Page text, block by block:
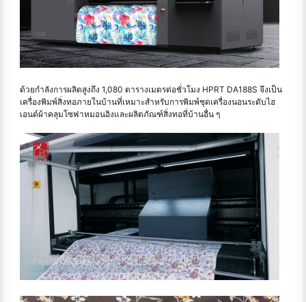
ด้วยกำลังการผลิตสูงถึง 1,080 ตารางเมตรต่อชั่วโมง HPRT DA188S จึงเป็น
เครื่องพิมพ์สิ่งทอภายในบ้านที่เหมาะสำหรับการพิมพ์ชุดเครื่องนอนระดับไฮ
เอนด์ผ้าคลุมโซฟาหมอนอิงและผลิตภัณฑ์สิ่งทอที่บ้านอื่น ๆ